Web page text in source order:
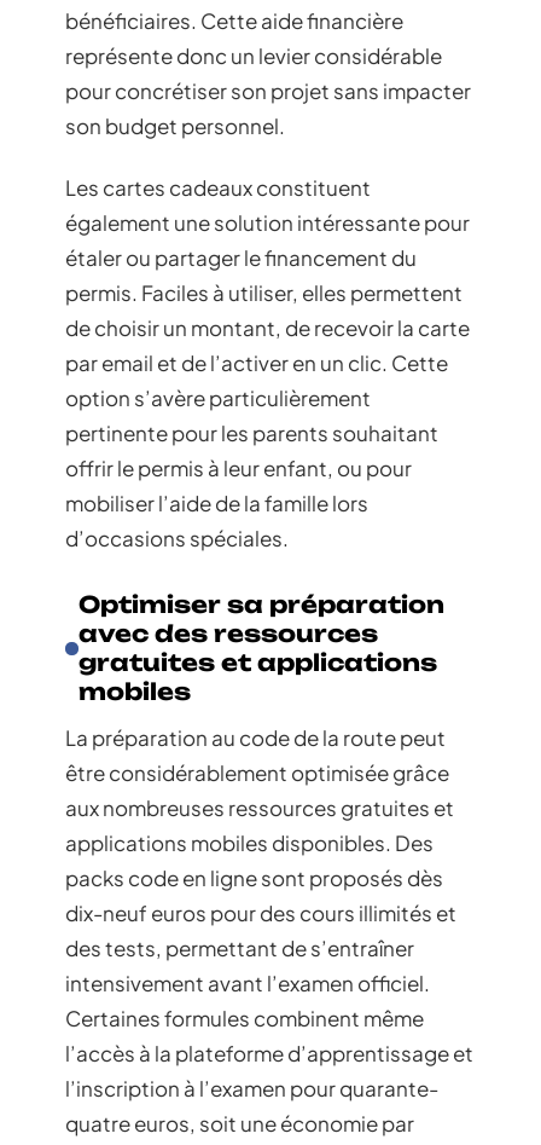
bénéficiaires. Cette aide financière
représente donc un levier considérable
pour concrétiser son projet sans impacter
son budget personnel.
Les cartes cadeaux constituent
également une solution intéressante pour
étaler ou partager le financement du
permis. Faciles à utiliser, elles permettent
de choisir un montant, de recevoir la carte
par email et de l’activer en un clic. Cette
option s’avère particulièrement
pertinente pour les parents souhaitant
offrir le permis à leur enfant, ou pour
mobiliser l’aide de la famille lors
d’occasions spéciales.
Optimiser sa préparation
avec des ressources
gratuites et applications
mobiles
La préparation au code de la route peut
être considérablement optimisée grâce
aux nombreuses ressources gratuites et
applications mobiles disponibles. Des
packs code en ligne sont proposés dès
dix-neuf euros pour des cours illimités et
des tests, permettant de s’entraîner
intensivement avant l’examen officiel.
Certaines formules combinent même
l’accès à la plateforme d’apprentissage et
l’inscription à l’examen pour quarante-
quatre euros, soit une économie par